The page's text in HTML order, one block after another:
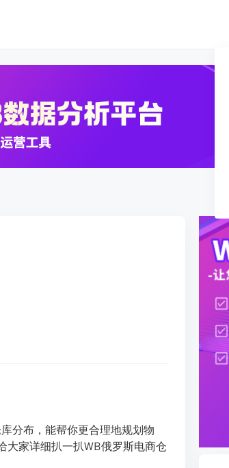
分布，能帮你更合理地规划物
大家详细扒一扒WB俄罗斯电商仓